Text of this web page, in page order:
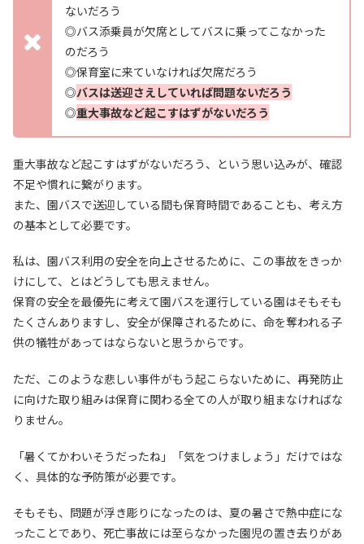
ないだろう
◎バス添乗員が欠席としてバスに乗ってこなかった
のだろう
◎保育室に来ていなければ欠席だろう
◎バスは送迎さえしていれば問題ないだろう
◎重大事故など起こすはずがないだろう
重大事故など起こすはずがないだろう、という思い込みが、確認
不足や慣れに繋がります。
また、園バスで送迎している間も保育時間であることも、考え方
の基本として必要です。
私は、園バス利用の安全を向上させるために、この事故をきっか
けにして、とはどうしても思えません。
保育の安全を最優先に考えて園バスを運行している園はそもそも
たくさんありますし、安全が保障されるために、命を奪われる子
供の犠牲があってはならないと思うからです。
ただ、このような悲しい事件がもう起こらないために、再発防止
に向けた取り組みは保育に関わる全ての人が取り組まなければな
りません。
「暑くてかわいそうだったね」「気をつけましょう」だけではな
く、具体的な予防策が必要です。
そもそも、問題が浮き彫りになったのは、夏の暑さで熱中症にな
ったことであり、死亡事故には至らなかった園児の置き去りがあ